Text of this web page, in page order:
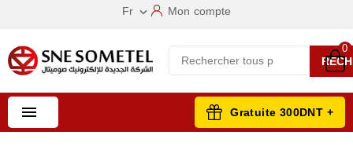
Fr  Mon compte
0
 Gratuite 300DNT +